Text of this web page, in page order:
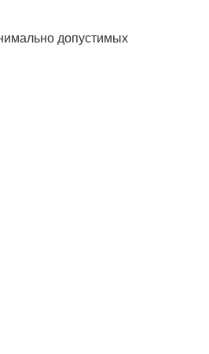
допустимых